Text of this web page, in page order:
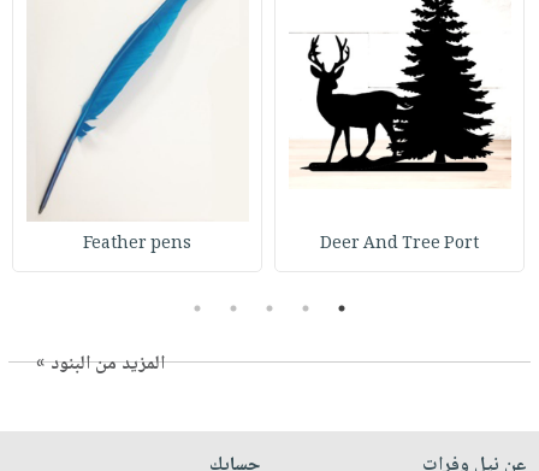
Deer And Tree Port
Feather pens
1
2
3
4
5
المزيد من البنود »